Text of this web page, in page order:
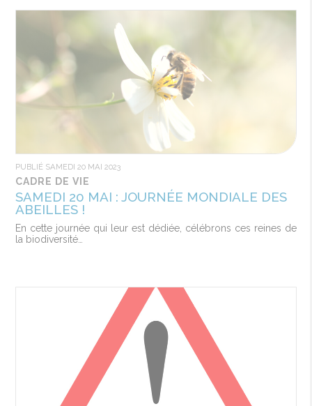
PUBLIÉ SAMEDI 20 MAI 2023
CADRE DE VIE
SAMEDI 20 MAI : JOURNÉE MONDIALE DES
ABEILLES !
En cette journée qui leur est dédiée, célébrons ces reines de
la biodiversité…